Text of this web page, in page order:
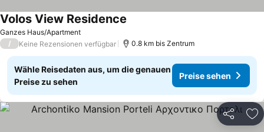
Ganzes Haus/Apartment
Volos View Residence
/ Keine Rezensionen verfügbar 0.8 km bis Zentrum
Wähle Reisedaten aus, um die genauen
Preise zu sehen
Preise sehen
Teilen